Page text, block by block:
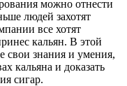
можно отнести
людей захотят
все хотят
кальян. В этой
свои знания и умения,
кальяна и доказать
сигар.